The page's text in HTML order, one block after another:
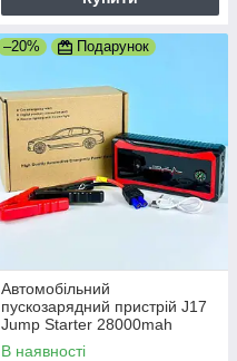
–20% Подарунок
Автомобільний
пускозарядний пристрій J17
Jump Starter 28000mah
2USB+Type-C
В наявності